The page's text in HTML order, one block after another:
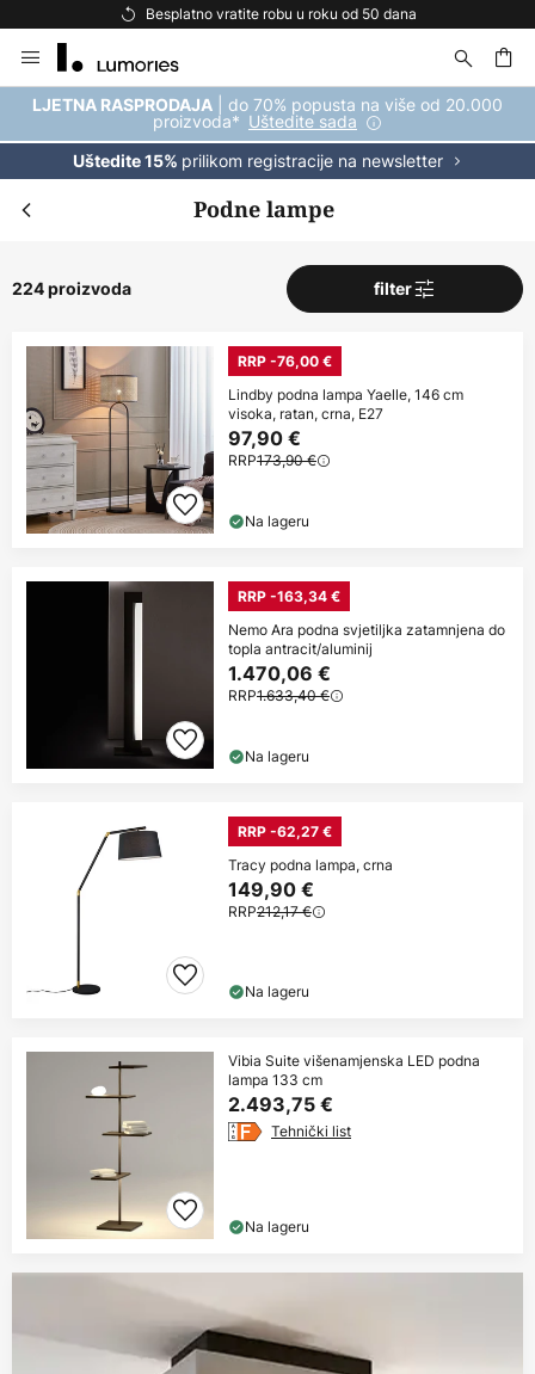
Besplatna dostava za kupnju iznad 69 €
to
Content
LJETNA RASPRODAJA | do 70% popusta na više od 20.000
proizvoda* Uštedite sada
Uštedite 15% prilikom registracije na newsletter
Podne lampe
224 proizvoda filter
RRP -76,00 €
Lindby podna lampa Yaelle, 146 cm
visoka, ratan, crna, E27
97,90 €
RRP173,90 €
Na lageru
RRP -163,34 €
Nemo Ara podna svjetiljka zatamnjena do
topla antracit/aluminij
1.470,06 €
RRP1.633,40 €
Na lageru
RRP -62,27 €
Tracy podna lampa, crna
149,90 €
RRP212,17 €
Na lageru
Vibia Suite višenamjenska LED podna
lampa 133 cm
2.493,75 €
Tehnički list
Na lageru